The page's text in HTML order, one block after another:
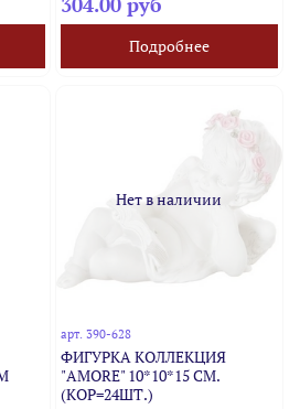
Подробнее
Нет в наличии
арт. 390-628
ФИГУРКА КОЛЛЕКЦИЯ
"AMORE" 10*10*15 СМ.
(КОР=24ШТ.)